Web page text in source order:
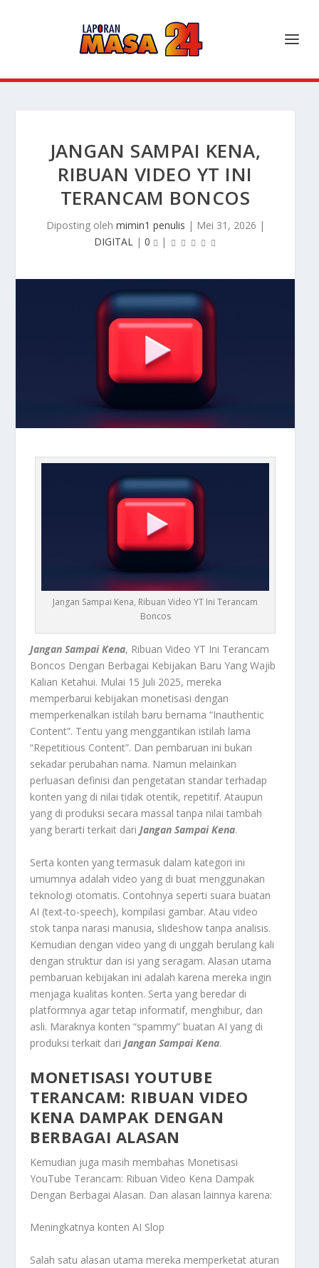
JANGAN SAMPAI KENA,
RIBUAN VIDEO YT INI
TERANCAM BONCOS
Diposting oleh mimin1 penulis | Mei 31, 2026 |
DIGITAL | 0 |
Jangan Sampai Kena, Ribuan Video YT Ini Terancam
Boncos
Jangan Sampai Kena, Ribuan Video YT Ini Terancam
Boncos Dengan Berbagai Kebijakan Baru Yang Wajib
Kalian Ketahui. Mulai 15 Juli 2025, mereka
memperbarui kebijakan monetisasi dengan
memperkenalkan istilah baru bernama “Inauthentic
Content”. Tentu yang menggantikan istilah lama
“Repetitious Content”. Dan pembaruan ini bukan
sekadar perubahan nama. Namun melainkan
perluasan definisi dan pengetatan standar terhadap
konten yang di nilai tidak otentik, repetitif. Ataupun
yang di produksi secara massal tanpa nilai tambah
yang berarti terkait dariJangan Sampai Kena.
Serta konten yang termasuk dalam kategori ini
umumnya adalah video yang di buat menggunakan
teknologi otomatis. Contohnya seperti suara buatan
AI (text-to-speech), kompilasi gambar. Atau video
stok tanpa narasi manusia, slideshow tanpa analisis.
Kemudian dengan video yang di unggah berulang kali
dengan struktur dan isi yang seragam. Alasan utama
pembaruan kebijakan ini adalah karena mereka ingin
menjaga kualitas konten. Serta yang beredar di
platformnya agar tetap informatif, menghibur, dan
asli. Maraknya konten “spammy” buatan AI yang di
produksi terkait dari Jangan Sampai Kena.
MONETISASI YOUTUBE
TERANCAM: RIBUAN VIDEO
KENA DAMPAK DENGAN
BERBAGAI ALASAN
Kemudian juga masih membahas Monetisasi
YouTube Terancam: Ribuan Video Kena Dampak
Dengan Berbagai Alasan. Dan alasan lainnya karena:
Meningkatnya konten AI Slop
Salah satu alasan utama mereka memperketat aturan